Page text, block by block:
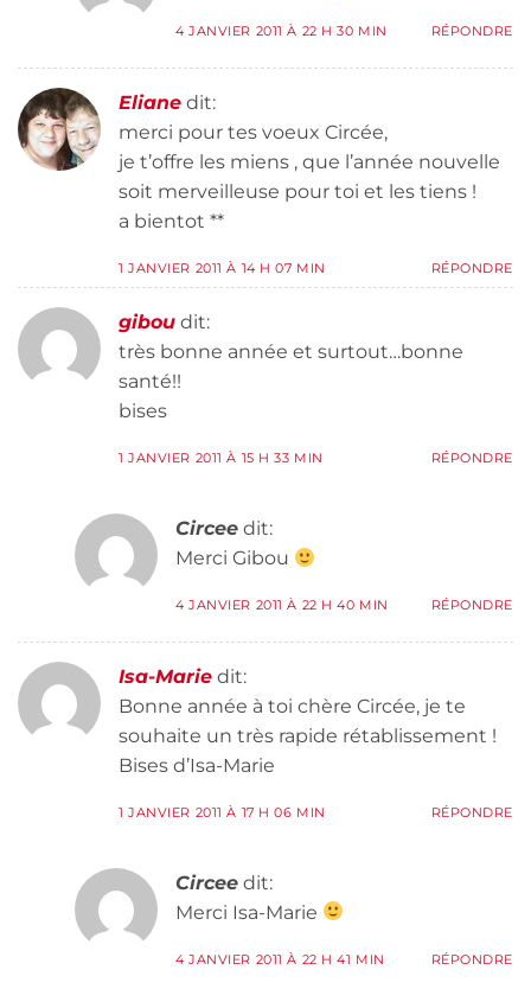
4 JANVIER 2011 À 22 H 30 MIN RÉPONDRE
Eliane dit:
merci pour tes voeux Circée,
je t’offre les miens , que l’année nouvelle
soit merveilleuse pour toi et les tiens !
a bientot **
1 JANVIER 2011 À 14 H 07 MIN RÉPONDRE
gibou dit:
très bonne année et surtout…bonne
santé!!
bises
1 JANVIER 2011 À 15 H 33 MIN RÉPONDRE
Circee dit:
Merci Gibou
4 JANVIER 2011 À 22 H 40 MIN RÉPONDRE
Isa-Marie dit:
Bonne année à toi chère Circée, je te
souhaite un très rapide rétablissement !
Bises d’Isa-Marie
1 JANVIER 2011 À 17 H 06 MIN RÉPONDRE
Circee dit:
Merci Isa-Marie
4 JANVIER 2011 À 22 H 41 MIN RÉPONDRE